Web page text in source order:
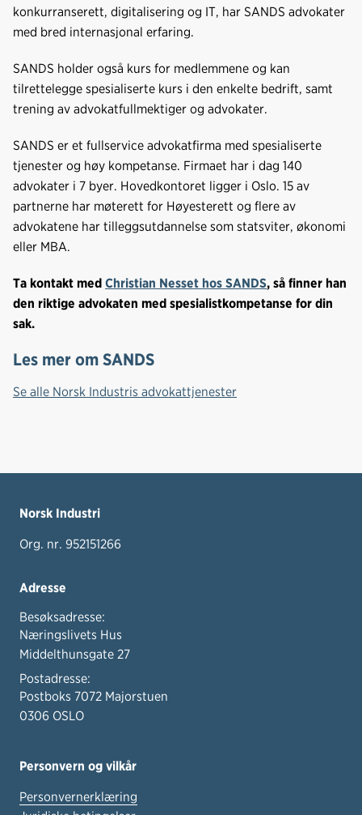
konkurranserett, digitalisering og IT, har SANDS advokater
med bred internasjonal erfaring.
SANDS holder også kurs for medlemmene og kan
tilrettelegge spesialiserte kurs i den enkelte bedrift, samt
trening av advokatfullmektiger og advokater.
SANDS er et fullservice advokatfirma med spesialiserte
tjenester og høy kompetanse. Firmaet har i dag 140
advokater i 7 byer. Hovedkontoret ligger i Oslo. 15 av
partnerne har møterett for Høyesterett og flere av
advokatene har tilleggsutdannelse som statsviter, økonomi
eller MBA.
Ta kontakt med Christian Nesset hos SANDS, så finner han
den riktige advokaten med spesialistkompetanse for din
sak.
Les mer om SANDS
Se alle Norsk Industris advokattjenester
Norsk Industri
Org. nr. 952151266
Adresse
Besøksadresse:
Næringslivets Hus
Middelthunsgate 27
Postadresse:
Postboks 7072 Majorstuen
0306 OSLO
Personvern og vilkår
Personvernerklæring